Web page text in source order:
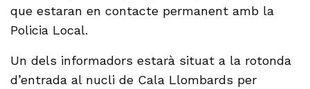
que estaran en contacte permanent amb la
Policia Local.
Un dels informadors estarà situat a la rotonda
d’entrada al nucli de Cala Llombards per